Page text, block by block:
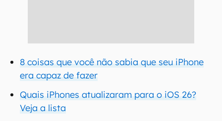
8 coisas que você não sabia que seu iPhone
era capaz de fazer
Quais iPhones atualizaram para o iOS 26?
Veja a lista